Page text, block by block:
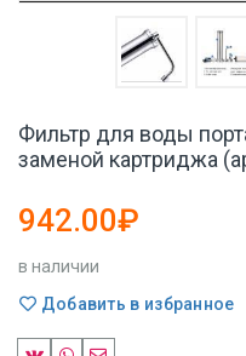
Фильтр для воды
заменой картриджа
942.00₽
в наличии
Добавить в избранное